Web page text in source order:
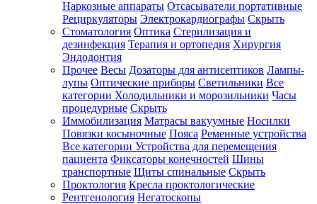
Наркозные аппараты Отсасыватели портативные
Рециркуляторы Электрокардиографы Скрыть
Стоматология Оптика Стерилизация и
дезинфекция Терапия и ортопедия Хирургия
Эндодонтия
Прочее Весы Дозаторы для антисептиков Лампы-
лупы Оптические приборы Светильники Все
категории Холодильники и морозильники Часы
процедурные Скрыть
Иммобилизация Матрасы вакуумные Носилки
Повязки косыночные Пояса Ременные устройства
Все категории Устройства для перемещения
пациента Фиксаторы конечностей Шины
транспортные Щиты спинальные Скрыть
Проктология Кресла проктологические
Рентгенология Негатоскопы